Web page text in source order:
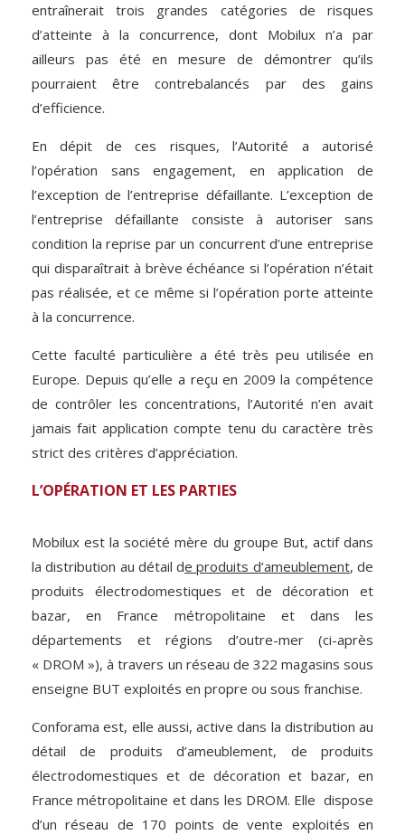
entraînerait trois grandes catégories de risques
d’atteinte à la concurrence, dont Mobilux n’a par
ailleurs pas été en mesure de démontrer qu’ils
pourraient être contrebalancés par des gains
d’efficience.
En dépit de ces risques, l’Autorité a autorisé
l’opération sans engagement, en application de
l’exception de l’entreprise défaillante. L’exception de
l’entreprise défaillante consiste à autoriser sans
condition la reprise par un concurrent d’une entreprise
qui disparaîtrait à brève échéance si l’opération n’était
pas réalisée, et ce même si l’opération porte atteinte
à la concurrence.
Cette faculté particulière a été très peu utilisée en
Europe. Depuis qu’elle a reçu en 2009 la compétence
de contrôler les concentrations, l’Autorité n’en avait
jamais fait application compte tenu du caractère très
strict des critères d’appréciation.
L’OPÉRATION ET LES PARTIES
Mobilux est la société mère du groupe But, actif dans
la distribution au détail de produits d’ameublement, de
produits électrodomestiques et de décoration et
bazar, en France métropolitaine et dans les
départements et régions d’outre-mer (ci-après
« DROM »), à travers un réseau de 322 magasins sous
enseigne BUT exploités en propre ou sous franchise.
Conforama est, elle aussi, active dans la distribution au
détail de produits d’ameublement, de produits
électrodomestiques et de décoration et bazar, en
France métropolitaine et dans les DROM. Elle dispose
d’un réseau de 170 points de vente exploités en